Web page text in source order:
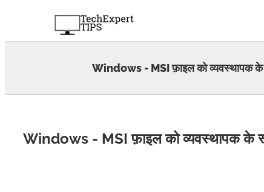
Windows - MSI फ़ाइल को व्यवस्थापक के
Windows - MSI फ़ाइल को व्यवस्थापक के